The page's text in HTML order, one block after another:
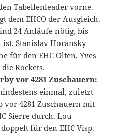
Tabellenleader vorne.
dem EHCO der Ausgleich.
24 Anläufe nötig, bis
Stanislav Horansky
für den EHC Olten, Yves
Rockets.
vor 4281 Zuschauern:
einmal, zuletzt
vor 4281 Zuschauern mit
Sierre durch. Lou
für den EHC Visp.